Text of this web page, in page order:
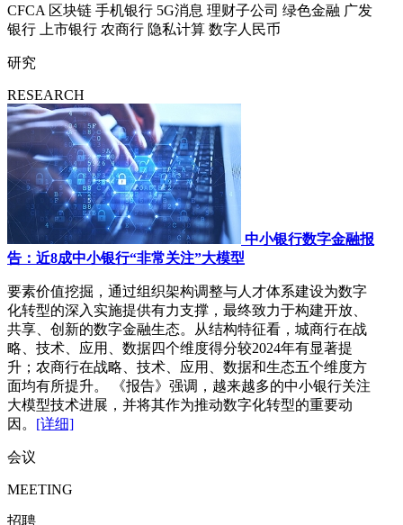
CFCA 区块链 手机银行 5G消息 理财子公司 绿色金融 广发
银行
上市银行 农商行 隐私计算 数字人民币
研究
RESEARCH
中小银行数字金融报
告：近8成中小银行“非常关注”大模型
要素价值挖掘，通过组织架构调整与人才体系建设为数字
化转型的深入实施提供有力支撑，最终致力于构建开放、
共享、创新的数字金融生态。从结构特征看，城商行在战
略、技术、应用、数据四个维度得分较2024年有显著提
升；农商行在战略、技术、应用、数据和生态五个维度方
面均有所提升。 《报告》强调，越来越多的中小银行关注
大模型技术进展，并将其作为推动数字化转型的重要动
因。 [详细]
会议
MEETING
招聘